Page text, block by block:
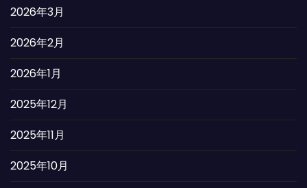
2026年3月
2026年2月
2026年1月
2025年12月
2025年11月
2025年10月